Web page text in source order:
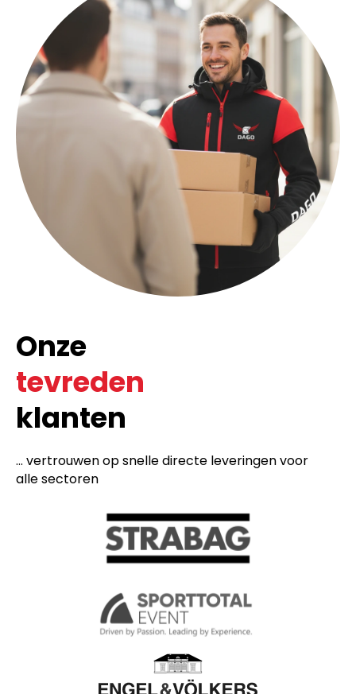
Onze
tevreden
klanten
... vertrouwen op snelle directe leveringen voor
alle sectoren